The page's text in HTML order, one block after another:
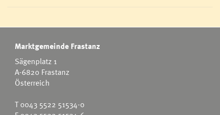
Marktgemeinde Frastanz
Sägenplatz 1
A-6820 Frastanz
Österreich
T0043 5522 51534-0